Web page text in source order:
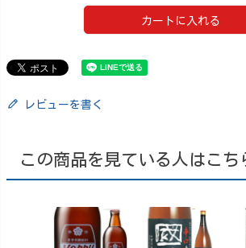
カートに入れる
レビューを書く
この商品を見ている人はこち